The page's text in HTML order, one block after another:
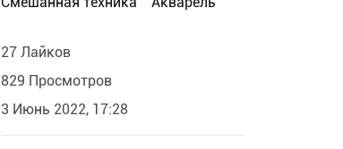
27 Лайков
829 Просмотров
3 Июнь 2022, 17:28